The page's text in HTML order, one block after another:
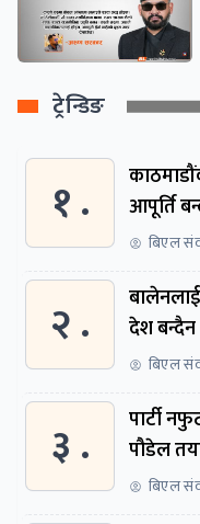
ट्रेन्डिङ
१ .
आपूर्ति
बिएल
२ .
देश बन्दैन
बिएल
३ .
पार्टी
पौडेल
बिएल